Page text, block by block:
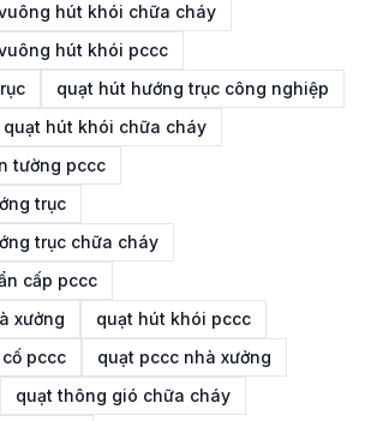
hút khói chữa cháy
hút khói pccc
quạt hút hướng trục công nghiệp
quạt hút khói chữa cháy
tường pccc
trục
trục chữa cháy
cấp pccc
xưởng
quạt hút khói pccc
pccc
quạt pccc nhà xưởng
quạt thông gió chữa cháy